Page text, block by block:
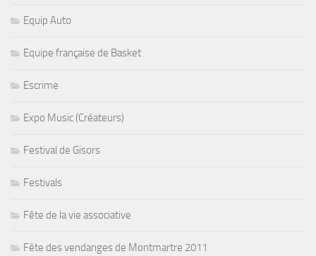
Equip Auto
Equipe française de Basket
Escrime
Expo Music (Créateurs)
Festival de Gisors
Festivals
Fête de la vie associative
Fête des vendanges de Montmartre 2011